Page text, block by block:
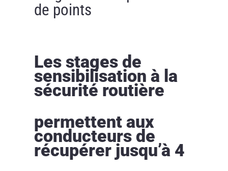
de points
Les stages de
sensibilisation à la
sécurité routière
permettent aux
conducteurs de
récupérer jusqu’à 4